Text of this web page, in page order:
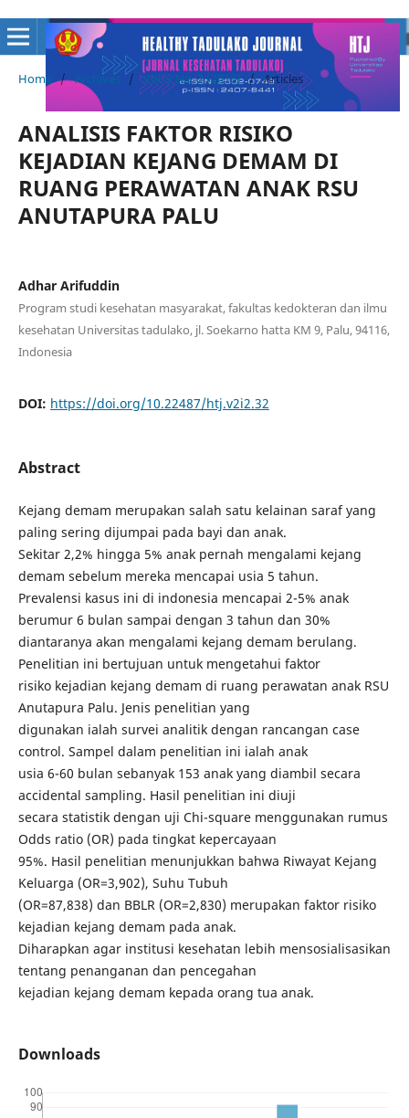
Home / Archives / Vol. 2 No. 2 (2016) / Articles
ANALISIS FAKTOR RISIKO
KEJADIAN KEJANG DEMAM DI
RUANG PERAWATAN ANAK RSU
ANUTAPURA PALU
Adhar Arifuddin
Program studi kesehatan masyarakat, fakultas kedokteran dan ilmu
kesehatan Universitas tadulako, jl. Soekarno hatta KM 9, Palu, 94116,
Indonesia
DOI: https://doi.org/10.22487/htj.v2i2.32
Abstract
Kejang demam merupakan salah satu kelainan saraf yang
paling sering dijumpai pada bayi dan anak.
Sekitar 2,2% hingga 5% anak pernah mengalami kejang
demam sebelum mereka mencapai usia 5 tahun.
Prevalensi kasus ini di indonesia mencapai 2-5% anak
berumur 6 bulan sampai dengan 3 tahun dan 30%
diantaranya akan mengalami kejang demam berulang.
Penelitian ini bertujuan untuk mengetahui faktor
risiko kejadian kejang demam di ruang perawatan anak RSU
Anutapura Palu. Jenis penelitian yang
digunakan ialah survei analitik dengan rancangan case
control. Sampel dalam penelitian ini ialah anak
usia 6-60 bulan sebanyak 153 anak yang diambil secara
accidental sampling. Hasil penelitian ini diuji
secara statistik dengan uji Chi-square menggunakan rumus
Odds ratio (OR) pada tingkat kepercayaan
95%. Hasil penelitian menunjukkan bahwa Riwayat Kejang
Keluarga (OR=3,902), Suhu Tubuh
(OR=87,838) dan BBLR (OR=2,830) merupakan faktor risiko
kejadian kejang demam pada anak.
Diharapkan agar institusi kesehatan lebih mensosialisasikan
tentang penanganan dan pencegahan
kejadian kejang demam kepada orang tua anak.
Downloads